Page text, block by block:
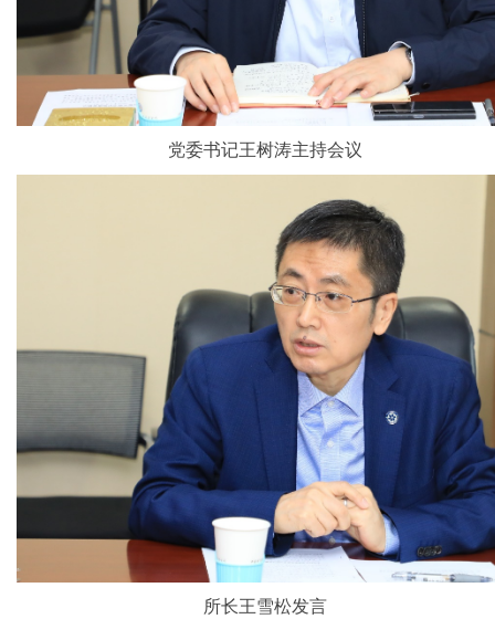
党委书记王树涛主持会议
所长王雪松发言